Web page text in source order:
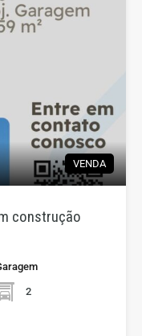
VENDA
construção
2